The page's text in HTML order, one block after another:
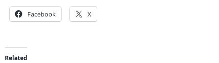
Facebook X
Related